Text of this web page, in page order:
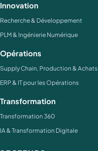
Innovation
Recherche & Développement
PLM & Ingénierie Numérique
Opérations
Supply Chain, Production & Achats
ERP & IT pour les Opérations
Transformation
Transformation 360
IA & Transformation Digitale